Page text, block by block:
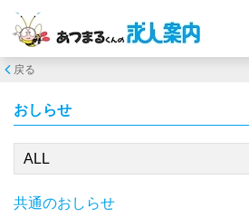
戻る
おしらせ
共通のおしらせ